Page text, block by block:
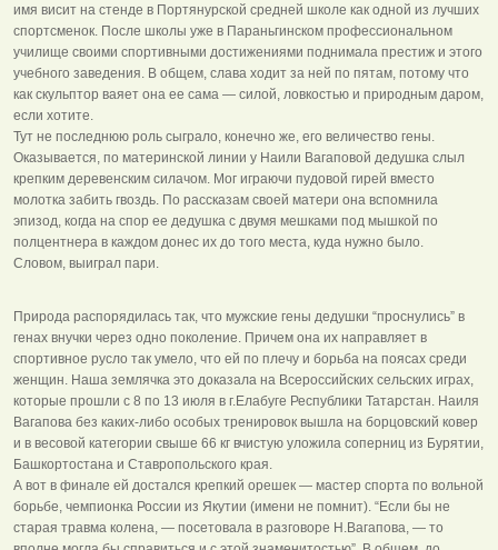
имя висит на стенде в Портянурской средней школе как одной из лучших
спортсменок. После школы уже в Параньгинском профессиональном
училище своими спортивными достижениями поднимала престиж и этого
учебного заведения. В общем, слава ходит за ней по пятам, потому что
как скульптор ваяет она ее сама — силой, ловкостью и природным даром,
если хотите.
Тут не последнюю роль сыграло, конечно же, его величество гены.
Оказывается, по материнской линии у Наили Вагаповой дедушка слыл
крепким деревенским силачом. Мог играючи пудовой гирей вместо
молотка забить гвоздь. По рассказам своей матери она вспомнила
эпизод, когда на спор ее дедушка с двумя мешками под мышкой по
полцентнера в каждом донес их до того места, куда нужно было.
Словом, выиграл пари.
Природа распорядилась так, что мужские гены дедушки “проснулись” в
генах внучки через одно поколение. Причем она их направляет в
спортивное русло так умело, что ей по плечу и борьба на поясах среди
женщин. Наша землячка это доказала на Всероссийских сельских играх,
которые прошли с 8 по 13 июля в г.Елабуге Республики Татарстан. Наиля
Вагапова без каких-либо особых тренировок вышла на борцовский ковер
и в весовой категории свыше 66 кг вчистую уложила соперниц из Бурятии,
Башкортостана и Ставропольского края.
А вот в финале ей достался крепкий орешек — мастер спорта по вольной
борьбе, чемпионка России из Якутии (имени не помнит). “Если бы не
старая травма колена, — посетовала в разговоре Н.Вагапова, — то